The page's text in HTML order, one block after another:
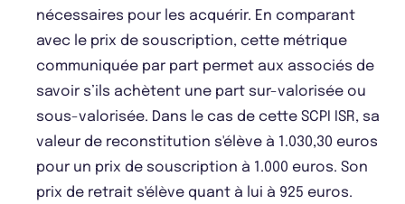
nécessaires pour les acquérir. En comparant
avec le prix de souscription, cette métrique
communiquée par part permet aux associés de
savoir s’ils achètent une part sur-valorisée ou
sous-valorisée. Dans le cas de cette SCPI ISR, sa
valeur de reconstitution s'élève à 1.030,30 euros
pour un prix de souscription à 1.000 euros. Son
prix de retrait s'élève quant à lui à 925 euros.